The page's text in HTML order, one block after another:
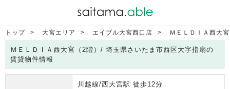
トップ 大宮エリア エイブル大宮西口店 ＭＥＬＤＩＡ西大
ＭＥＬＤＩＡ西大宮（2階）/ 埼玉県さいたま市西区大字指扇の
賃貸物件情報
川越線/西大宮駅 徒歩12分